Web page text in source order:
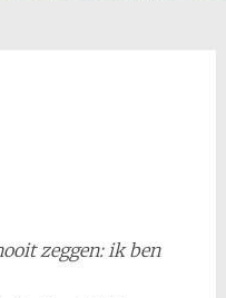
zeggen: ik ben